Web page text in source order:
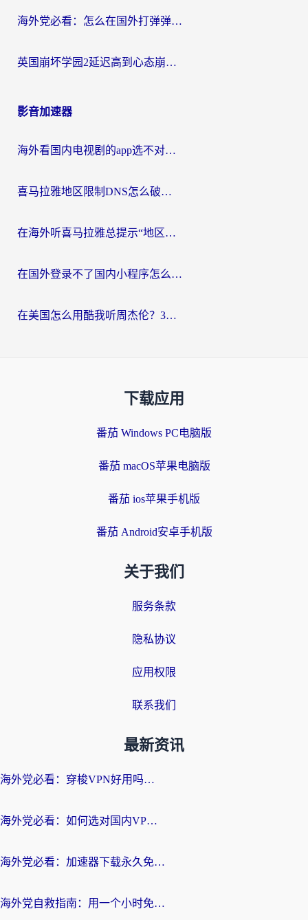
海外党必看：怎么在国外打弹弹堂不卡？番茄加速器亲测指南
英国崩坏学园2延迟高到心态崩？海外党国服游戏加速终极指南
影音加速器
海外看国内电视剧的app选不对？这份回国加速器避坑指南帮你流畅追剧
喜马拉雅地区限制DNS怎么破？海外党听国内音乐听书的终极解决方案
在海外听喜马拉雅总提示“地区限制”？3步轻松解除+听国内音乐全攻略
在国外登录不了国内小程序怎么办？选对回国加速器，轻松解锁国内资源
在美国怎么用酷我听周杰伦？3步搞定海外听歌难题
下载应用
番茄 Windows PC电脑版
番茄 macOS苹果电脑版
番茄 ios苹果手机版
番茄 Android安卓手机版
关于我们
服务条款
隐私协议
应用权限
联系我们
最新资讯
海外党必看：穿梭VPN好用吗？和云帆VPN对比哪个回国效果更好？附真实测评+避坑指南
海外党必看：如何选对国内VPN，实现无缝访问国内资源？
海外党必看：加速器下载永久免费版真的存在吗？教你无缝访问国内资源的正确姿势
海外党自救指南：用一个小时免费加速器，轻松打破国内资源访问壁垒？